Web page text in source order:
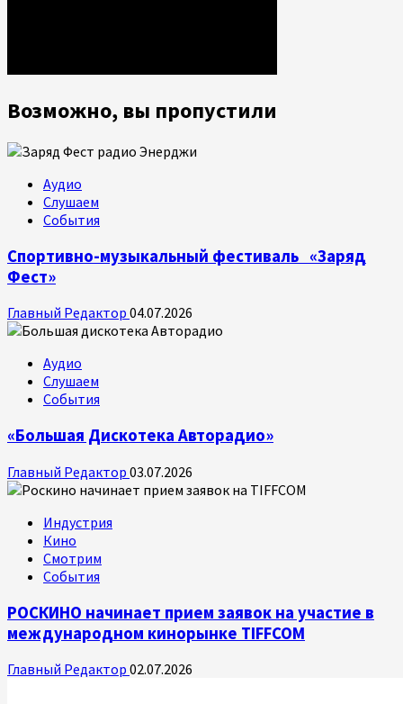
Возможно, вы пропустили
Аудио
Слушаем
События
Спортивно-музыкальный фестиваль «Заряд
Фест»
Главный Редактор 04.07.2026
Аудио
Слушаем
События
«Большая Дискотека Авторадио»
Главный Редактор 03.07.2026
Индустрия
Кино
Смотрим
События
РОСКИНО начинает прием заявок на участие в
международном кинорынке TIFFCOM
Главный Редактор 02.07.2026